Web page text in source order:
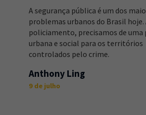
A segurança pública é um dos
problemas urbanos do Brasil hoje.
policiamento, precisamos de
urbana e social para os territórios
controlados pelo crime.
Anthony Ling
9 de julho